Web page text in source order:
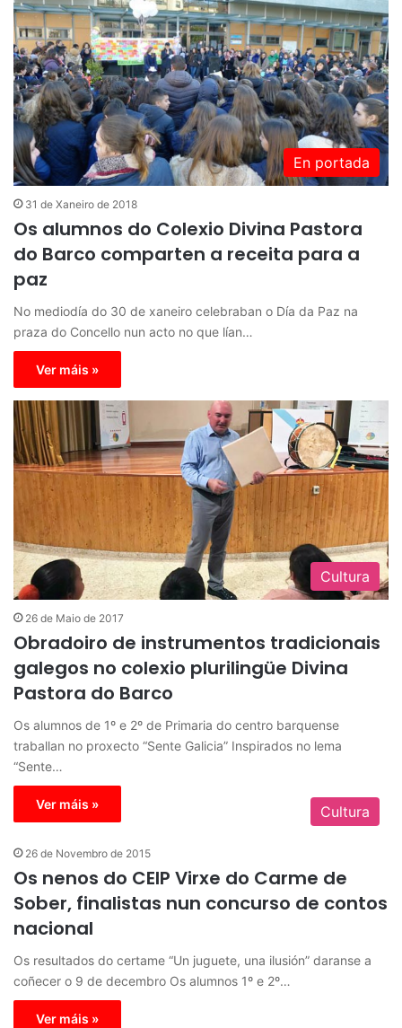
En portada
31 de Xaneiro de 2018
Os alumnos do Colexio Divina Pastora
do Barco comparten a receita para a
paz
No mediodía do 30 de xaneiro celebraban o Día da Paz na
praza do Concello nun acto no que lían…
Ver máis »
Cultura
26 de Maio de 2017
Obradoiro de instrumentos tradicionais
galegos no colexio plurilingüe Divina
Pastora do Barco
Os alumnos de 1º e 2º de Primaria do centro barquense
traballan no proxecto “Sente Galicia” Inspirados no lema
“Sente…
Ver máis » Cultura
26 de Novembro de 2015
Os nenos do CEIP Virxe do Carme de
Sober, finalistas nun concurso de contos
nacional
Os resultados do certame “Un juguete, una ilusión” daranse a
coñecer o 9 de decembro Os alumnos 1º e 2º…
Ver máis »